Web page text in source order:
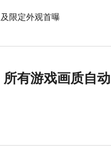
限定外观首曝
所有游戏画质自动